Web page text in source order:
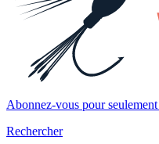
Abonnez-vous pour seulement
Rechercher